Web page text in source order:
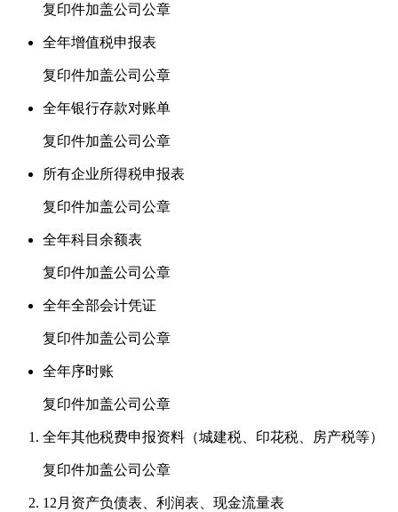
复印件加盖公司公章
全年增值税申报表
复印件加盖公司公章
全年银行存款对账单
复印件加盖公司公章
所有企业所得税申报表
复印件加盖公司公章
全年科目余额表
复印件加盖公司公章
全年全部会计凭证
复印件加盖公司公章
全年序时账
复印件加盖公司公章
全年其他税费申报资料（城建税、印花税、房产税等）
复印件加盖公司公章
12月资产负债表、利润表、现金流量表